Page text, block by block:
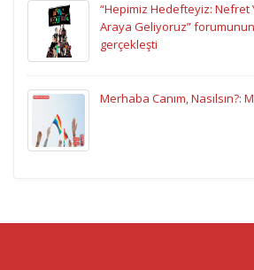
“Hepimiz Hedefteyiz: Nefret
Araya Geliyoruz”
gerçekleşti
Merhaba Canım, Nasılsın?: